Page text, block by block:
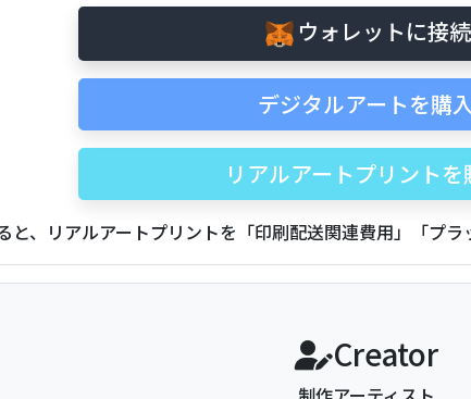
ウォレットに接続
デジタルアートを購入
リアルアートプリントを
、リアルアートプリントを「印刷配送関連費用」「プラ
Creator